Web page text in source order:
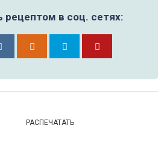
рецептом в соц. сетях:
РАСПЕЧАТАТЬ